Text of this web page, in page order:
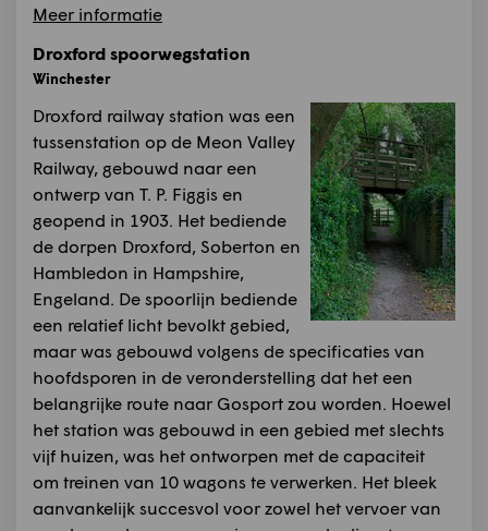
Meer informatie
Droxford spoorwegstation
Winchester
Droxford railway station was een
tussenstation op de Meon Valley
Railway, gebouwd naar een
ontwerp van T. P. Figgis en
geopend in 1903. Het bediende
de dorpen Droxford, Soberton en
Hambledon in Hampshire,
Engeland. De spoorlijn bediende
een relatief licht bevolkt gebied,
maar was gebouwd volgens de specificaties van
hoofdsporen in de veronderstelling dat het een
belangrijke route naar Gosport zou worden. Hoewel
het station was gebouwd in een gebied met slechts
vijf huizen, was het ontworpen met de capaciteit
om treinen van 10 wagons te verwerken. Het bleek
aanvankelijk succesvol voor zowel het vervoer van